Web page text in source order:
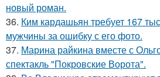
новый роман.
36. Ким кардашьян требует 167
мужчины за ошибку с его фото.
37. Марина райкина вместе с
спектакль "Покровские Ворота".